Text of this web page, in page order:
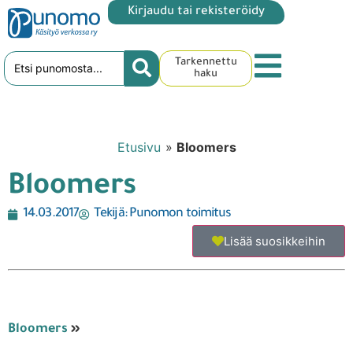
Kirjaudu tai rekisteröidy
Tarkennettu
haku
Etusivu » Bloomers
Bloomers
14.03.2017 Tekijä:Punomon toimitus
Lisää suosikkeihin
Bloomers »